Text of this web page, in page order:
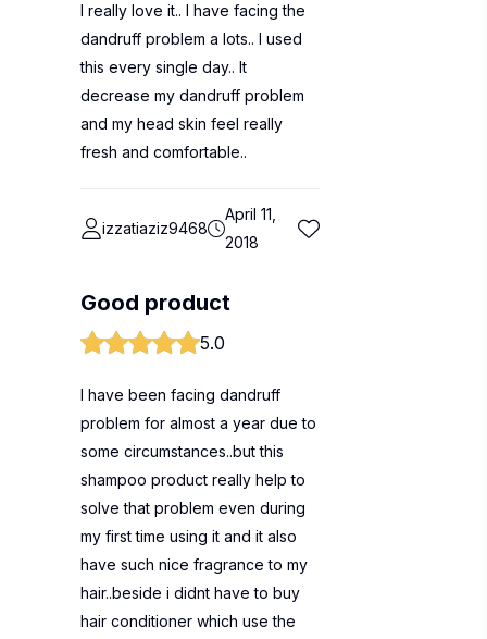
I really love it.. I have facing the
dandruff problem a lots.. I used
this every single day.. It
decrease my dandruff problem
and my head skin feel really
fresh and comfortable..
izzatiaziz9468
April 11,
2018
Good product
5.0
I have been facing dandruff
problem for almost a year due to
some circumstances..but this
shampoo product really help to
solve that problem even during
my first time using it and it also
have such nice fragrance to my
hair..beside i didnt have to buy
hair conditioner which use the